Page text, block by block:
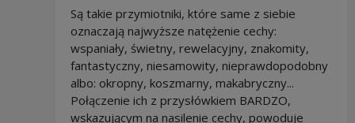
Są takie przymiotniki, które same z siebie
oznaczają najwyższe natężenie cechy:
wspaniały, świetny, rewelacyjny, znakomity,
fantastyczny, niesamowity, nieprawdopodobny
albo: okropny, koszmarny, makabryczny...
Połączenie ich z przysłówkiem BARDZO,
wskazującym na nasilenie cechy, powoduje